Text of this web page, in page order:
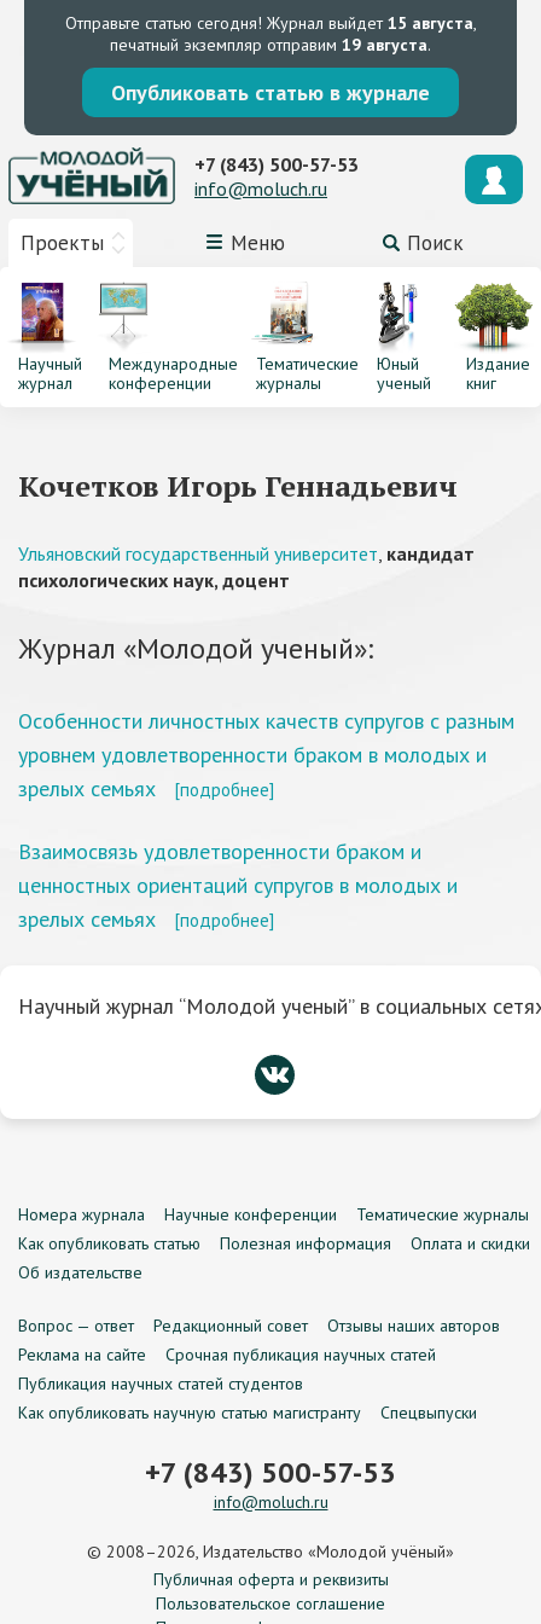
Отправьте статью сегодня! Журнал выйдет15 августа,
печатный экземпляр отправим 19 августа.
Опубликовать статью в журнале
Проекты Меню Поиск
+7 (843) 500-57-53
info@moluch.ru
Научный
журнал
Международные
конференции
Тематические
журналы
Юный
ученый
Издание
книг
Кочетков Игорь Геннадьевич
Ульяновский государственный университет, кандидат
психологических наук, доцент
Журнал «Молодой ученый»:
Особенности личностных качеств супругов с разным
уровнем удовлетворенности браком в молодых и
зрелых семьях
[подробнее]
Взаимосвязь удовлетворенности браком и
ценностных ориентаций супругов в молодых и
зрелых семьях
[подробнее]
Научный журнал “Молодой ученый” в социальных
Номера журнала Научные конференции
Тематические журналы
Как опубликовать статью
Полезная информация
Оплата и скидки
Об издательстве
Вопрос — ответ Редакционный совет
Отзывы наших авторов
Реклама на сайте
Срочная публикация научных статей
Публикация научных статей студентов
Как опубликовать научную статью магистранту
Спецвыпуски
+7 (843) 500-57-53
info@moluch.ru
© 2008–2026, Издательство «Молодой учёный»
Публичная оферта и реквизиты
Пользовательское соглашение